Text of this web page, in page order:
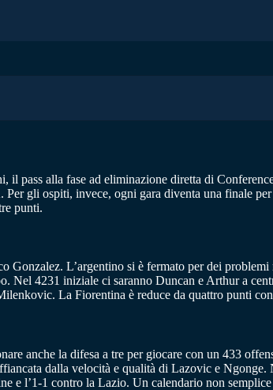
il pass alla fase ad eliminazione diretta di
gli ospiti, invece, ogni gara diventa una finale
punti.
L’argentino si è fermato per dei
Nel 4231 iniziale ci saranno Duncan e Arthur a
La Fiorentina è reduce da quattro punti
anche la difesa a tre per giocare con un 433
dalla velocità e qualità di Lazovic e
e l’1-1 contro la Lazio. Un calendario non